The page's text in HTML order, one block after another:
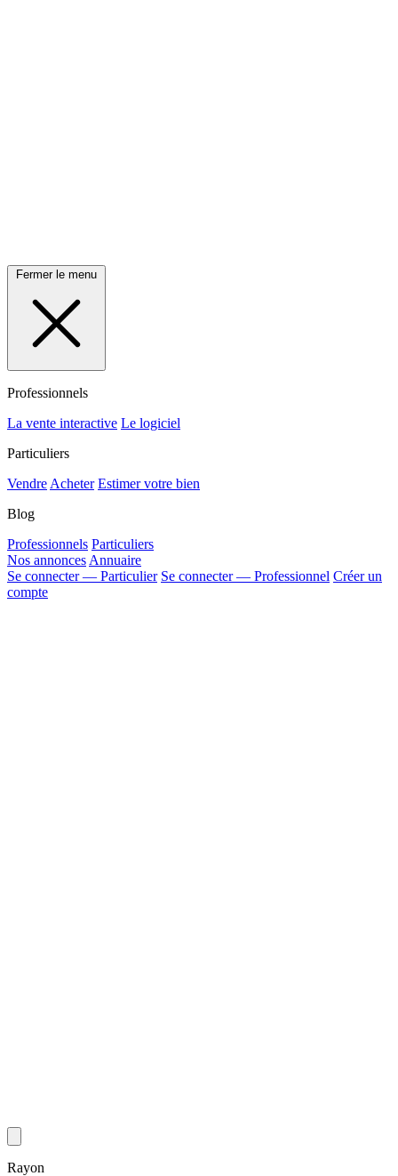
Fermer le menu
Professionnels
La vente interactive Le logiciel
Particuliers
Vendre Acheter Estimer votre bien
Blog
Professionnels Particuliers
Nos annonces Annuaire
Se connecter — Particulier Se connecter — Professionnel Créer un
compte
Rayon